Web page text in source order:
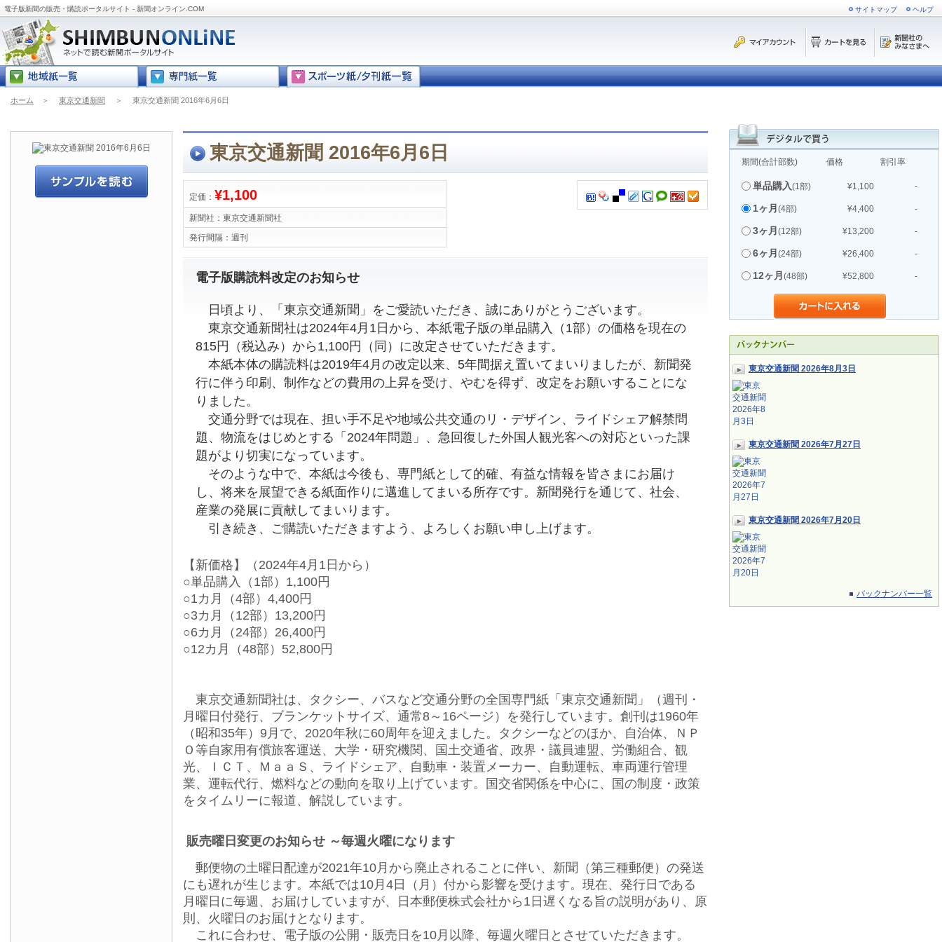
電子版新聞の販売・購読ポータルサイト - 新聞オンライン.COM サイトマップ ヘルプ
ホーム ＞ 東京交通新聞 ＞ 東京交通新聞 2016年6月6日
期間(合計部数) 価格 割引率
単品購入(1部) ¥1,100 -
1ヶ月 (4部) ¥4,400 -
3ヶ月 (12部) ¥13,200 -
6ヶ月 (24部) ¥26,400 -
12ヶ月 (48部) ¥52,800 -
東京交通新聞 2026年8月3日
東京交通新聞 2026年7月27日
東京交通新聞 2026年7月20日
バックナンバー一覧
東京交通新聞 2016年6月6日
定価： ¥1,100
新聞社： 東京交通新聞社
発行間隔： 週刊
電子版購読料改定のお知らせ
日頃より、「東京交通新聞」をご愛読いただき、誠にありがとうございます。
東京交通新聞社は2024年4月1日から、本紙電子版の単品購入（1部）の価格を現在の
815円（税込み）から1,100円（同）に改定させていただきます。
本紙本体の購読料は2019年4月の改定以来、5年間据え置いてまいりましたが、新聞発
行に伴う印刷、制作などの費用の上昇を受け、やむを得ず、改定をお願いすることにな
りました。
交通分野では現在、担い手不足や地域公共交通のリ・デザイン、ライドシェア解禁問
題、物流をはじめとする「2024年問題」、急回復した外国人観光客への対応といった課
題がより切実になっています。
そのような中で、本紙は今後も、専門紙として的確、有益な情報を皆さまにお届け
し、将来を展望できる紙面作りに邁進してまいる所存です。新聞発行を通じて、社会、
産業の発展に貢献してまいります。
引き続き、ご購読いただきますよう、よろしくお願い申し上げます。
【新価格】（2024年4月1日から）
○単品購入（1部）1,100円
○1カ月（4部）4,400円
○3カ月（12部）13,200円
○6カ月（24部）26,400円
○12カ月（48部）52,800円
東京交通新聞社は、タクシー、バスなど交通分野の全国専門紙「東京交通新聞」（週刊・
月曜日付発行、ブランケットサイズ、通常8～16ページ）を発行しています。創刊は1960年
（昭和35年）9月で、2020年秋に60周年を迎えました。タクシーなどのほか、自治体、ＮＰ
Ｏ等自家用有償旅客運送、大学・研究機関、国土交通省、政界・議員連盟、労働組合、観
光、ＩＣＴ、ＭａａＳ、ライドシェア、自動車・装置メーカー、自動運転、車両運行管理
業、運転代行、燃料などの動向を取り上げています。国交省関係を中心に、国の制度・政策
をタイムリーに報道、解説しています。
販売曜日変更のお知らせ ～毎週火曜になります
郵便物の土曜日配達が2021年10月から廃止されることに伴い、新聞（第三種郵便）の発送
にも遅れが生じます。本紙では10月4日（月）付から影響を受けます。現在、発行日である
月曜日に毎週、お届けしていますが、日本郵便株式会社から1日遅くなる旨の説明があり、原
則、火曜日のお届けとなります。
これに合わせ、電子版の公開・販売日を10月以降、毎週火曜日とさせていただきます。